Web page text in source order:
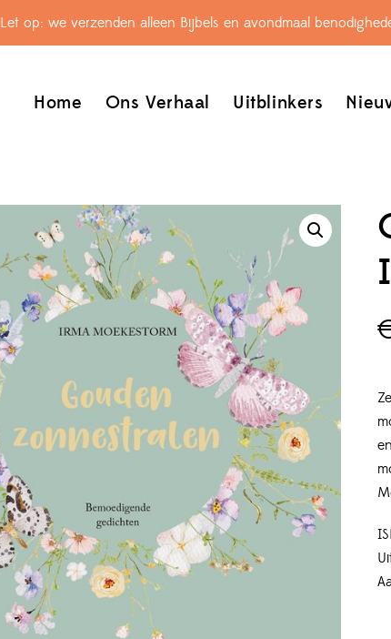
Let op: we verzenden alleen Bijbels en avondmaal
Home Ons Verhaal Uitblinkers